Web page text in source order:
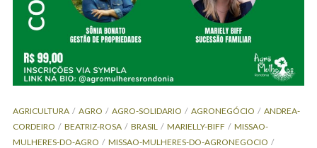
AGRICULTURA AGRO AGRO-SOLIDARIO AGRONEGÓCIO
ANDREA-
CORDEIRO
BEATRIZ-ROSA BRASIL MARIELLY-BIFF
MISSAO-
MULHERES-DO-AGRO
MISSAO-MULHERES-DO-AGRONEGOCIO